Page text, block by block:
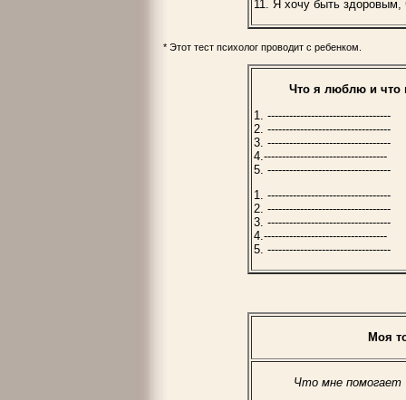
11. Я хочу быть здоровым,
* Этот тест психолог проводит с ребенком.
Что я люблю и что
1. ----------------------------------
2. ----------------------------------
3. ----------------------------------
4.----------------------------------
5. ----------------------------------
1. ----------------------------------
2. ----------------------------------
3. ----------------------------------
4.----------------------------------
5. ----------------------------------
Моя
Что мне помогает